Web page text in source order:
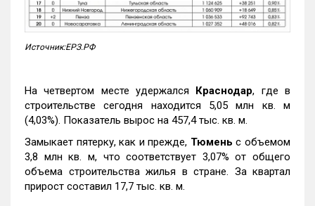
Источник:ЕРЗ.РФ
На четвертом месте удержался Краснодар, где в
строительстве сегодня находится 5,05 млн кв. м
(4,03%). Показатель вырос на 457,4 тыс. кв. м.
Замыкает пятерку, как и прежде, Тюмень с объемом
3,8 млн кв. м, что соответствует 3,07% от общего
объема строительства жилья в стране. За квартал
прирост составил 17,7 тыс. кв. м.